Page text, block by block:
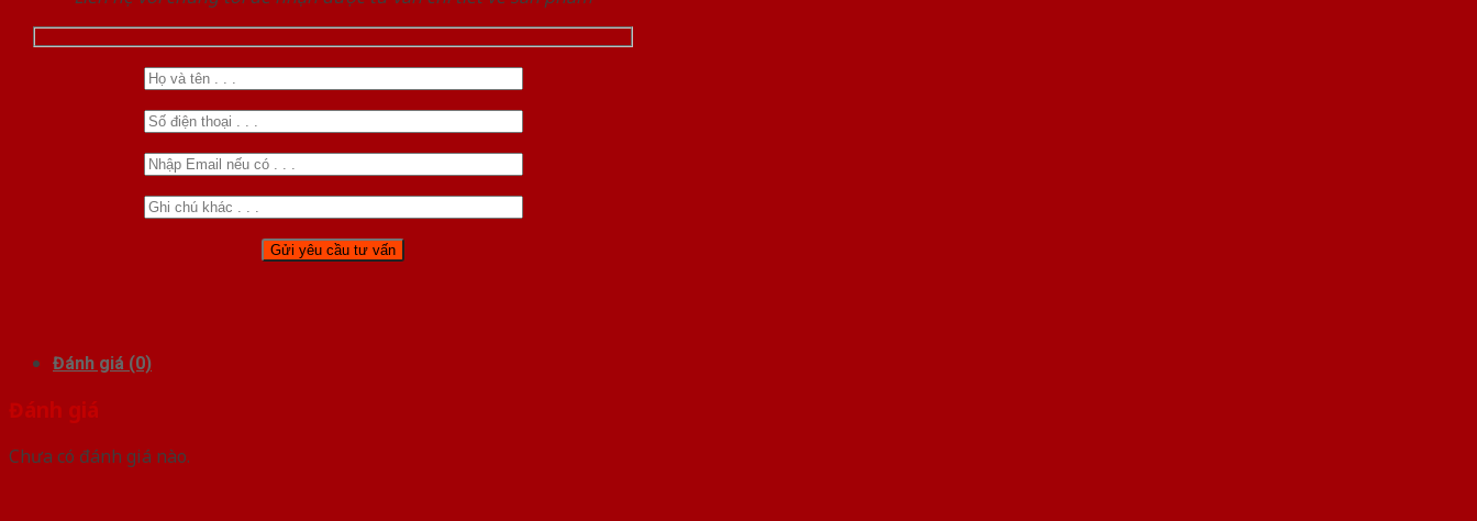
Đánh giá (0)
Đánh giá
Chưa có đánh giá nào.